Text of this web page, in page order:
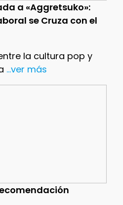
a «Aggretsuko»:
se Cruza con el
la cultura pop y
...ver más